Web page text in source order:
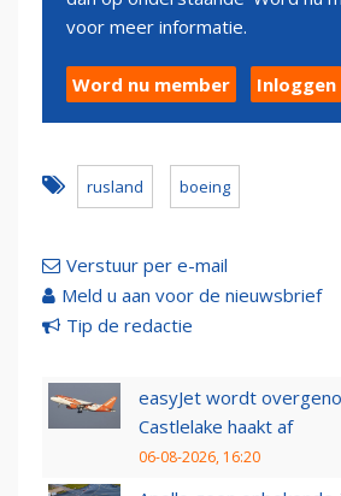
voor meer informatie.
Word nu member Inloggen
rusland boeing
Verstuur per e-mail
Meld u aan voor de nieuwsbrief
Tip de redactie
easyJet wordt
Castlelake haakt af
06-08-2026, 16:20